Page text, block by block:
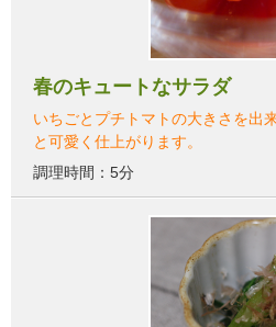
春のキュートなサラダ
いちごとプチトマトの大きさを出
と可愛く仕上がります。
調理時間：5分